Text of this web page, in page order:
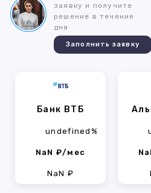
заявку и получите
решение в течение
дня
Заполнить заявку
Банк ВТБ
undefined%
NaN ₽/мес
NaN ₽